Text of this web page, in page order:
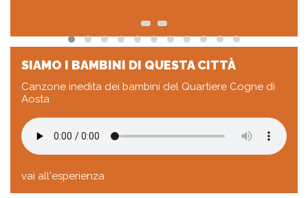
SIAMO I BAMBINI DI QUESTA CITTÀ
Canzone inedita dei bambini del Quartiere Cogne di
Aosta
vai all'esperienza